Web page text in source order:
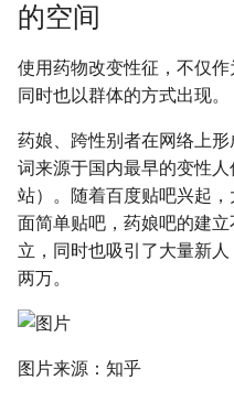
的空间
使用药物改变性征，不仅
同时也以群体的方式出现。
药娘、跨性别者在网络上
词来源于国内最早的变性
站）。随着百度贴吧兴起
面简单贴吧，药娘吧的建立
立，同时也吸引了大量新
两万。
图片来源：知乎